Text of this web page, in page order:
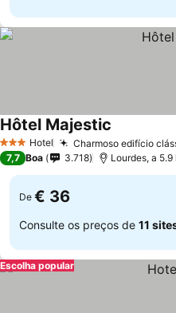
3 EstrelasHotel Charmoso edifício
Hôtel Majestic
7,7 Boa 3.718 Lourdes, a
De € 36
Consulte os preços de 11
Escolha popular